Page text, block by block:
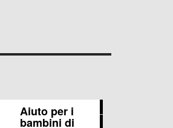
Aiuto per i
bambini di